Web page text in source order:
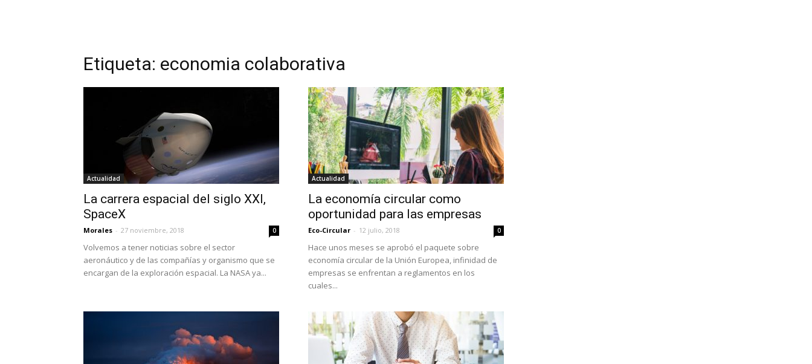
Etiqueta: economia colaborativa
Actualidad
La carrera espacial del siglo XXI,
SpaceX
Morales - 27 noviembre, 2018 0
Volvemos a tener noticias sobre el sector
aeronáutico y de las compañías y organismo que se
encargan de la exploración espacial. La NASA ya...
Actualidad
La economía circular como
oportunidad para las empresas
Eco-Circular - 12 julio, 2018 0
Hace unos meses se aprobó el paquete sobre
economía circular de la Unión Europea, infinidad de
empresas se enfrentan a reglamentos en los
cuales...